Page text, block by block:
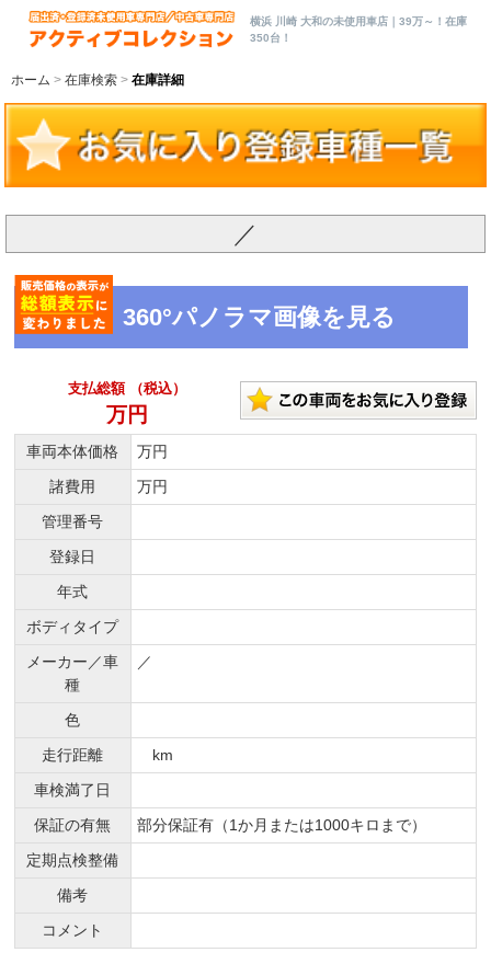
横浜 川崎 大和の未使用車店｜39万～！在庫
350台！
ホーム 在庫検索 在庫詳細
／
360°パノラマ画像を見る
支払総額 （税込）
万円
車両本体価格
万円
諸費用
万円
管理番号
登録日
年式
ボディタイプ
メーカー／車
種
／
色
走行距離
km
車検満了日
保証の有無
部分保証有（1か月または1000キロまで）
定期点検整備
備考
コメント